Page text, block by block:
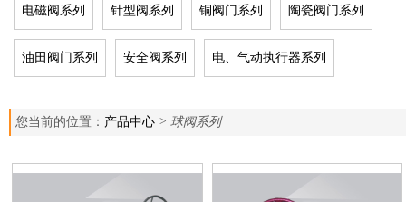
电磁阀系列 针型阀系列 铜阀门系列 陶瓷阀门系列
油田阀门系列 安全阀系列 电、气动执行器系列
您当前的位置： 产品中心 > 球阀系列